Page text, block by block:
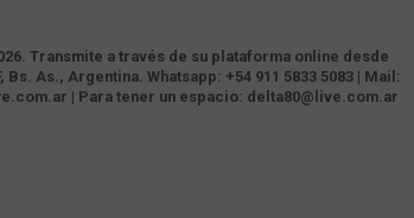
Transmite a través de su plataforma online desde
Bs. As., Argentina. Whatsapp: +54 911 5833 5083 | Mail:
| Para tener un espacio: delta80@live.com.ar